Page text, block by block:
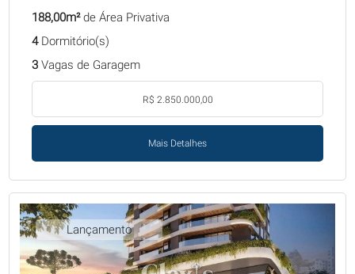
188,00m²de Área Privativa
4Dormitório(s)
3Vagas de Garagem
R$ 2.850.000,00
Mais Detalhes
Lançamento